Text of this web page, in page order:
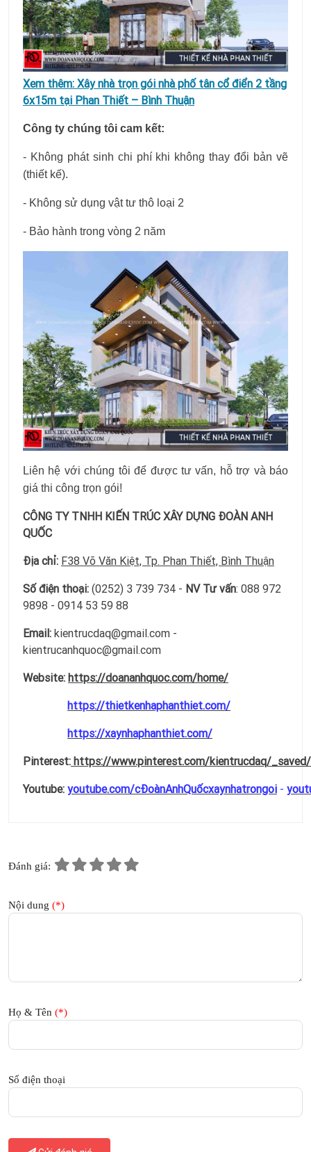
Xem thêm: Xây nhà trọn gói nhà phố tân cổ điển 2 tầng
6x15m tại Phan Thiết – Bình Thuận
Công ty chúng tôi cam kết:
- Không phát sinh chi phí khi không thay đổi bản vẽ
(thiết kế).
- Không sử dụng vật tư thô loại 2
- Bảo hành trong vòng 2 năm
Liên hệ với chúng tôi để được tư vấn, hỗ trợ và báo
giá thi công trọn gói!
CÔNG TY TNHH KIẾN TRÚC XÂY DỰNG ĐOÀN ANH
QUỐC
Địa chỉ: F38 Võ Văn Kiệt, Tp. Phan Thiết, Bình Thuận
Số điện thoại: (0252) 3 739 734 - NV Tư vấn: 088 972
9898 - 0914 53 59 88
Email: kientrucdaq@gmail.com -
kientrucanhquoc@gmail.com
Website: https://doananhquoc.com/home/
https://thietkenhaphanthiet.com/
https://xaynhaphanthiet.com/
Pinterest: https://www.pinterest.com/kientrucdaq/_saved/
Youtube: youtube.com/cĐoànAnhQuốcxaynhatrongoi -
Đánh giá:
Nội dung (*)
Họ & Tên (*)
Số điện thoại